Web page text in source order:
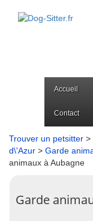
Accueil
Contact
Trouver un petsitter >
d\'Azur > Garde
animaux à Aubagne
Garde